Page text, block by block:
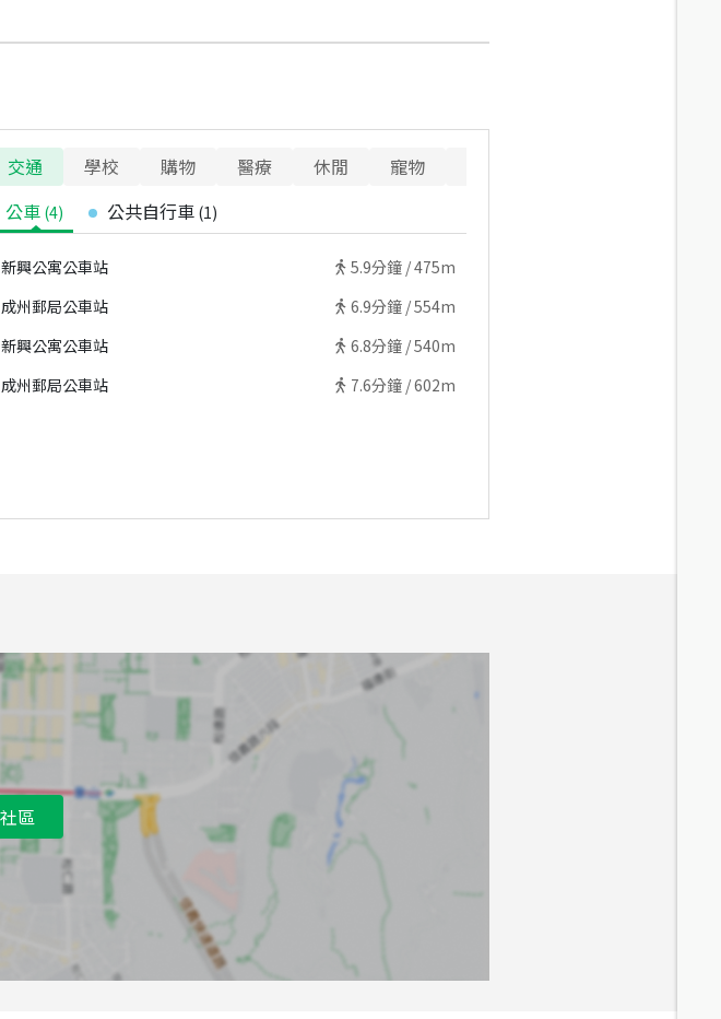
交通 學校 購物 醫療 休閒 寵物
公車 (4) 公共自行車 (1)
新興公寓公車站 5.9分鐘 /475m
成州郵局公車站 6.9分鐘 /554m
新興公寓公車站 6.8分鐘 /540m
成州郵局公車站 7.6分鐘 /602m
區